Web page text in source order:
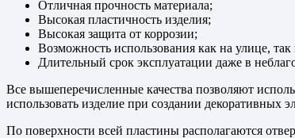
Отличная прочность материала;
Высокая пластичность изделия;
Высокая защита от коррозии;
Возможность использования как на улице,
Длительный срок эксплуатации даже в
Все вышеперечисленные качества позволяют
использовать изделие при создании декоративных
По поверхности всей пластины располагаются